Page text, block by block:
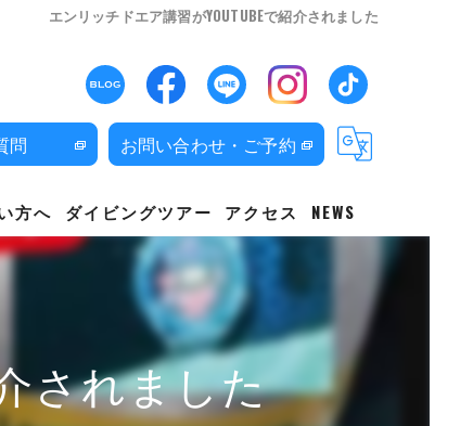
エンリッチドエア講習がYOUTUBEで紹介されました
問 お問い合わせ・ご予約
方へ ダイビングツアー アクセス NEWS
されました